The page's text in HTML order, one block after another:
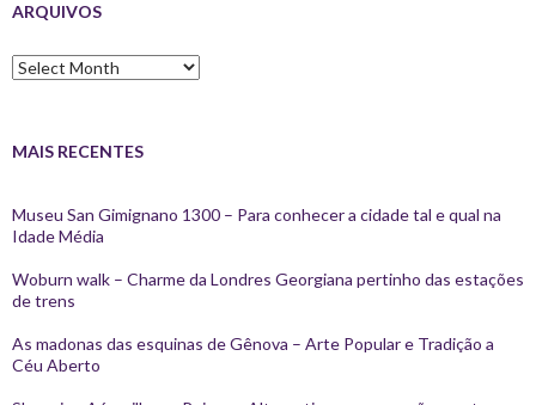
ARQUIVOS
Arquivos
MAIS RECENTES
Museu San Gimignano 1300 – Para conhecer a cidade tal e qual na
Idade Média
Woburn walk – Charme da Londres Georgiana pertinho das estações
de trens
As madonas das esquinas de Gênova – Arte Popular e Tradição a
Céu Aberto